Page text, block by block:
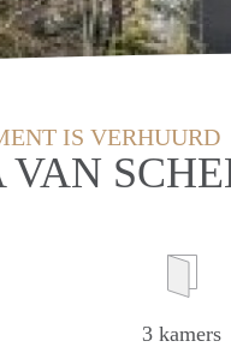
IS VERHUURD
3 kamers